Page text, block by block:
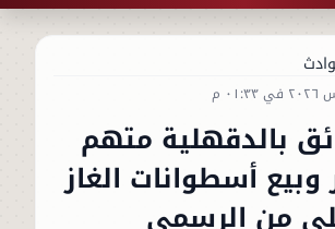
بالدقهلية متهم
وبيع أسطوانات الغاز
من الرسمي